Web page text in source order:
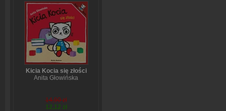
Kicia Kocia się złości
Anita Głowińska
14,90 zł
12,12 zł